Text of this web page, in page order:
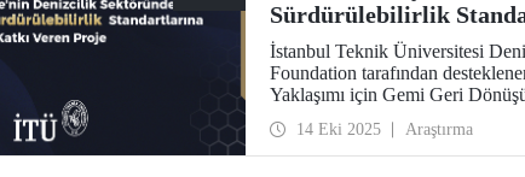
Sürdürülebilirlik
İstanbul Teknik Üniversitesi
Foundation tarafından
Yaklaşımı için Gemi Geri
14 Eki 2025 Araştırma